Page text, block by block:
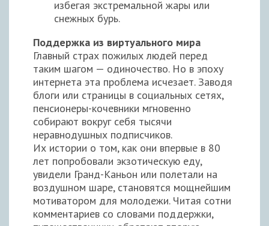
избегая экстремальной жары или
снежных бурь.
Поддержка из виртуального мира
Главный страх пожилых людей перед
таким шагом — одиночество. Но в эпоху
интернета эта проблема исчезает. Заводя
блоги или страницы в социальных сетях,
пенсионеры-кочевники мгновенно
собирают вокруг себя тысячи
неравнодушных подписчиков.
Их истории о том, как они впервые в 80
лет попробовали экзотическую еду,
увидели Гранд-Каньон или полетали на
воздушном шаре, становятся мощнейшим
мотиватором для молодежи. Читая сотни
комментариев со словами поддержки,